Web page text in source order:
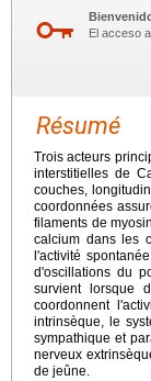
El acceso
Résumé
Trois acteurs
interstitielles de
couches,
coordonnées
filaments de
calcium dans les
l'activité
d'oscillations du
survient lorsque
coordonnent
intrinsèque, le
sympathique et
nerveux
de jeûne.